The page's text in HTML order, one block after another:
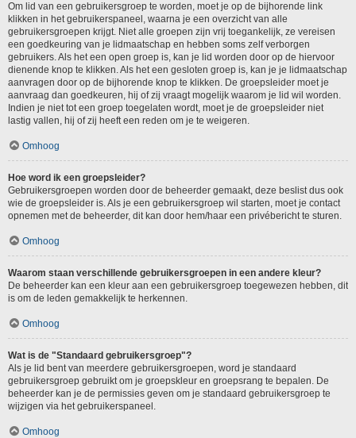
Om lid van een gebruikersgroep te worden, moet je op de bijhorende link
klikken in het gebruikerspaneel, waarna je een overzicht van alle
gebruikersgroepen krijgt. Niet alle groepen zijn vrij toegankelijk, ze vereisen
een goedkeuring van je lidmaatschap en hebben soms zelf verborgen
gebruikers. Als het een open groep is, kan je lid worden door op de hiervoor
dienende knop te klikken. Als het een gesloten groep is, kan je je lidmaatschap
aanvragen door op de bijhorende knop te klikken. De groepsleider moet je
aanvraag dan goedkeuren, hij of zij vraagt mogelijk waarom je lid wil worden.
Indien je niet tot een groep toegelaten wordt, moet je de groepsleider niet
lastig vallen, hij of zij heeft een reden om je te weigeren.
Omhoog
Hoe word ik een groepsleider?
Gebruikersgroepen worden door de beheerder gemaakt, deze beslist dus ook
wie de groepsleider is. Als je een gebruikersgroep wil starten, moet je contact
opnemen met de beheerder, dit kan door hem/haar een privébericht te sturen.
Omhoog
Waarom staan verschillende gebruikersgroepen in een andere kleur?
De beheerder kan een kleur aan een gebruikersgroep toegewezen hebben, dit
is om de leden gemakkelijk te herkennen.
Omhoog
Wat is de "Standaard gebruikersgroep"?
Als je lid bent van meerdere gebruikersgroepen, word je standaard
gebruikersgroep gebruikt om je groepskleur en groepsrang te bepalen. De
beheerder kan je de permissies geven om je standaard gebruikersgroep te
wijzigen via het gebruikerspaneel.
Omhoog